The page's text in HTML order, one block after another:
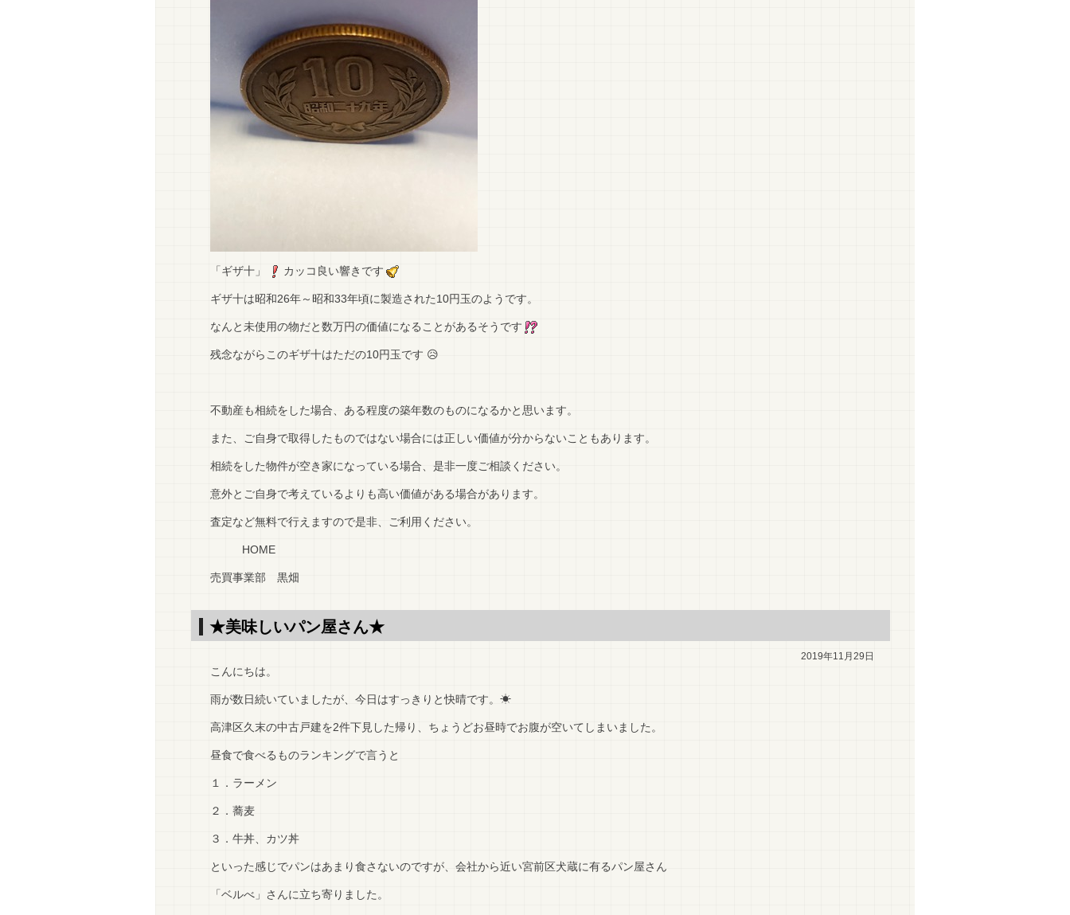
「ギザ十」 カッコ良い響きです
ギザ十は昭和26年～昭和33年頃に製造された10円玉のようです。
なんと未使用の物だと数万円の価値になることがあるそうです
残念ながらこのギザ十はただの10円玉です 😥
不動産も相続をした場合、ある程度の築年数のものになるかと思います。
また、ご自身で取得したものではない場合には正しい価値が分からないこともあります。
相続をした物件が空き家になっている場合、是非一度ご相談ください。
意外とご自身で考えているよりも高い価値がある場合があります。
査定など無料で行えますので是非、ご利用ください。
HOME
売買事業部 黒畑
★美味しいパン屋さん★
2019年11月29日
こんにちは。
雨が数日続いていましたが、今日はすっきりと快晴です。☀
高津区久末の中古戸建を2件下見した帰り、ちょうどお昼時でお腹が空いてしまいました。
昼食で食べるものランキングで言うと
１．ラーメン
２．蕎麦
３．牛丼、カツ丼
といった感じでパンはあまり食さないのですが、会社から近い宮前区犬蔵に有るパン屋さん
「ベルべ」さんに立ち寄りました。